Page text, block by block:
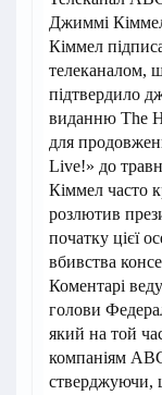
Джиммі
Кіммел
телеканалом,
підтвердило
виданню The
для
Live!» до
Кіммел часто
розлютив
початку цієї
вбивства
Коментарі
голови
який на той
компаніям
стверджуючи,